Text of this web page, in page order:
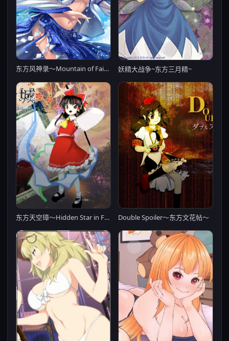
东方风神录～Mountain of Faith～ 妖精大战争~东方三月精~
东方天空璋～Hidden Star in Four Seasons～ Double Spoiler～东方文花帖～